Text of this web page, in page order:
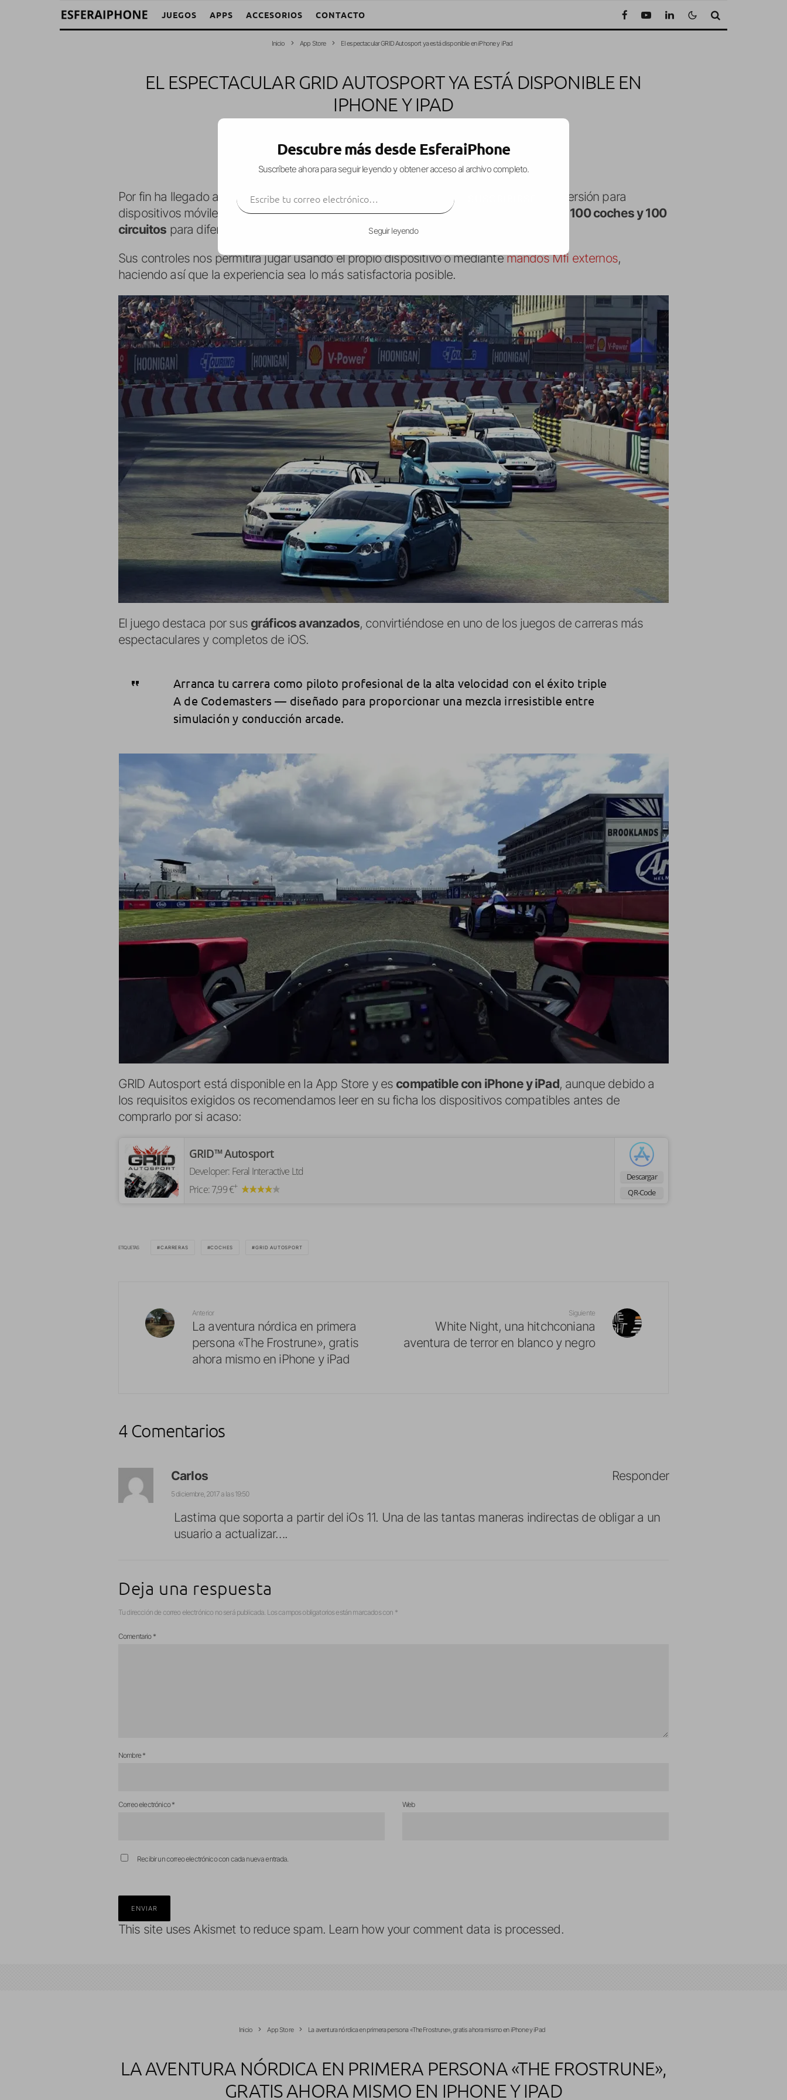
JUEGOS APPS ACCESORIOS CONTACTO
Inicio App Store El espectacular GRID Autosport ya está disponible en iPhone y iPad
EL ESPECTACULAR GRID AUTOSPORT YA ESTÁ DISPONIBLE EN
IPHONE Y IPAD
Por fin ha llegado a la App Store el esperado juego de coches GRID Autosport
, una versión para
dispositivos móviles del completo juego de carreras en el que encontraremos
más de 100 coches y 100
circuitos para diferentes competiciones.
Sus controles nos permitirá jugar usando el propio dispositivo o mediantemandos Mfi externos,
haciendo así que la experiencia sea lo más satisfactoria posible.
El juego destaca por sus gráficos avanzados, convirtiéndose en uno de los juegos de carreras más
espectaculares y completos de iOS.
Arranca tu carrera como piloto profesional de la alta velocidad con el éxito triple
A de Codemasters — diseñado para proporcionar una mezcla irresistible entre
simulación y conducción arcade.
GRID Autosport está disponible en la App Store y es compatible con iPhone y iPad, aunque debido a
los requisitos exigidos os recomendamos leer en su ficha los dispositivos compatibles antes de
comprarlo por si acaso:
Descargar
QR-Code
‎GRID™ Autosport
Developer: Feral Interactive Ltd
Price:7,99 €+
ETIQUETAS CARRERAS COCHES GRID AUTOSPORT
Anterior
La aventura nórdica en primera
persona «The Frostrune», gratis
ahora mismo en iPhone y iPad
Siguiente
White Night, una hitchconiana
aventura de terror en blanco y negro
4 Comentarios
Carlos
5 diciembre, 2017 a las 19:50
Lastima que soporta a partir del iOs 11. Una de las tantas maneras indirectas de obligar a un
usuario a actualizar….
Responder
Deja una respuesta
Tu dirección de correo electrónico no será publicada. Los campos obligatorios están marcados con *
Comentario *
Nombre*
Correo electrónico* Web
Recibir un correo electrónico con cada nueva entrada.
This site uses Akismet to reduce spam. Learn how your comment data is processed.
Inicio App Store La aventura nórdica en primera persona «The Frostrune», gratis ahora mismo en iPhone y iPad
LA AVENTURA NÓRDICA EN PRIMERA PERSONA «THE FROSTRUNE»,
GRATIS AHORA MISMO EN IPHONE Y IPAD
Descubre más desde EsferaiPhone
Suscríbete ahora para seguir leyendo y obtener acceso al archivo completo.
Seguir leyendo